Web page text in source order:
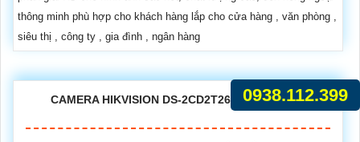
thông minh phù hợp cho khách hàng lắp cho cửa hàng , văn phòng ,
siêu thị , công ty , gia đình , ngân hàng
CAMERA HIKVISION DS-2CD2T26G2-ISU/SL (C)
0938.112.399